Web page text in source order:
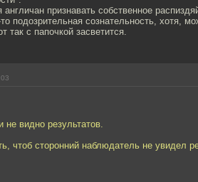
признавать собственное
подозрительная сознательность, хотя,
так с папочкой засветится.
видно результатов.
чтоб сторонний наблюдатель не увидел